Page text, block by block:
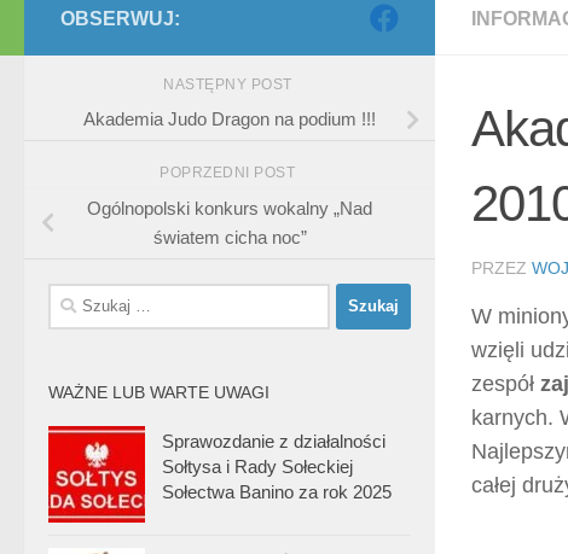
PRZEZ
W
wzięli
zespół
karnych.
całej
OBSERWUJ:
NASTĘPNY POST
Akademia Judo Dragon na podium !!!
POPRZEDNI POST
Ogólnopolski konkurs wokalny „Nad
światem cicha noc”
Szukaj:
WAŻNE LUB WARTE UWAGI
Sprawozdanie z działalności
Sołtysa i Rady Sołeckiej
Sołectwa Banino za rok 2025